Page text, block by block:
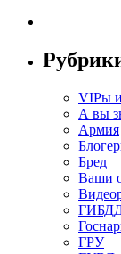
VIPы
А вы
Армия
Бред
Ваши
ГРУ